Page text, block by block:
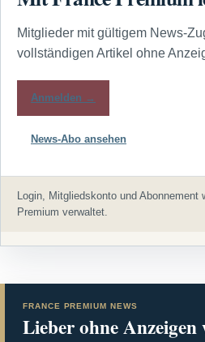
Mitglieder mit gültigem News-
vollständigen Artikel ohne
Anmelden →
News-Abo ansehen
Login, Mitgliedskonto und Abonnement
Premium verwaltet.
FRANCE PREMIUM NEWS
Lieber ohne Anzeigen